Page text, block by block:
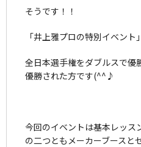
そうです！！
「井上雅プロの特別イベント
全日本選手権をダブルスで優
優勝された方です(^^♪
今回のイベントは基本レッス
の二つともメーカーブースと